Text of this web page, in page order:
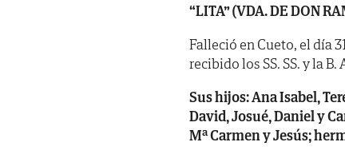
“LITA” (VDA. DE DON
Falleció en Cueto, el día
recibido los SS. SS. y la B.
Sus hijos: Ana Isabel,
David, Josué, Daniel y
Mª Carmen y Jesús;